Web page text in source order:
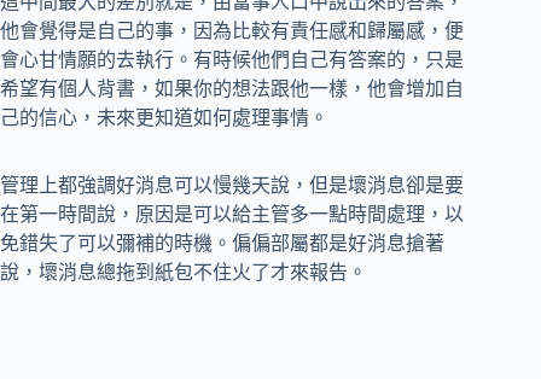
他會覺得是自己的事，因為比較有責任感和歸屬感，便
會心甘情願的去執行。有時候他們自己有答案的，只是
希望有個人背書，如果你的想法跟他一樣，他會增加自
己的信心，未來更知道如何處理事情。
管理上都強調好消息可以慢幾天說，但是壞消息卻是要
在第一時間說，原因是可以給主管多一點時間處理，以
免錯失了可以彌補的時機。偏偏部屬都是好消息搶著
說，壞消息總拖到紙包不住火了才來報告。